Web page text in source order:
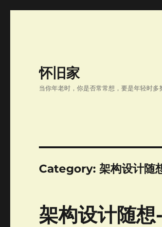
怀旧家
当你年老时，你是否常常想，要是年轻时多
Category: 架构设计随
架构设计随